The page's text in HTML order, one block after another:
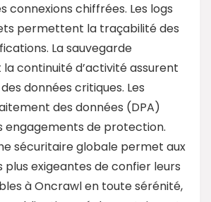
connexions chiffrées. Les logs
permettent la traçabilité des
La sauvegarde
continuité d’activité assurent
données critiques. Les
des données (DPA)
engagements de protection.
sécuritaire globale permet aux
plus exigeantes de confier leurs
à Oncrawl en toute sérénité,